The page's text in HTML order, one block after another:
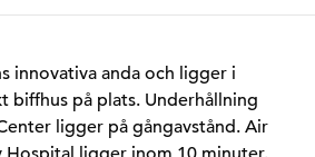
innovativa anda och ligger i
biffhus på plats. Underhållning
ligger på gångavstånd. Air